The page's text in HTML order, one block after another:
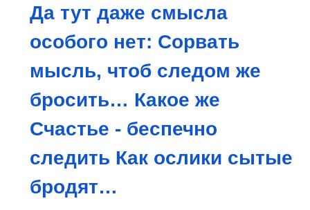
Да тут даже смысла
особого нет: Сорвать
мысль, чтоб следом же
бросить… Какое же
Счастье - беспечно
следить Как ослики сытые
бродят…